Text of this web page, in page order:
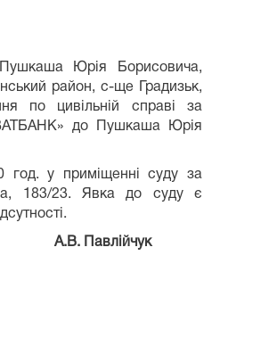
Пушкаша Юрія Борисовича,
район, с-ще Градизьк,
по цивільній справі за
до Пушкаша Юрія
год. у приміщенні суду за
183/23. Явка до суду є